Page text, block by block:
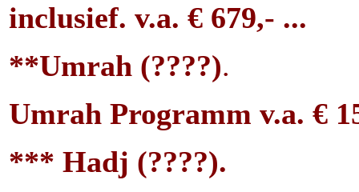
inclusief. v.a. € 679,- ...
**Umrah (????).
Umrah Programm v.a. €
*** Hadj (????).